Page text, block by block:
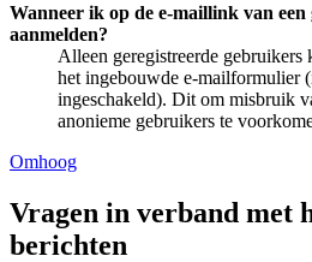
Wanneer ik op de e-maillink van
aanmelden?
Alleen geregistreerde
het ingebouwde e-mailformulier
ingeschakeld). Dit om misbruik
anonieme gebruikers te
Omhoog
Vragen in verband met
berichten